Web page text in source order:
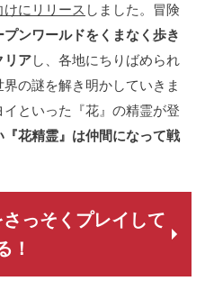
にリリース しました。冒険
ンワールドをくまなく歩き
リアし、各地にちりばめられ
の謎を解き明かしていきま
といった『花』の精霊が登
花精霊』は仲間になって戦
さっそくプレイして
！